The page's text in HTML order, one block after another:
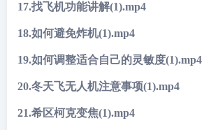
17.找飞机功能讲解(1).mp4
18.如何避免炸机(1).mp4
19.如何调整适合自己的灵敏度(1).mp4
20.冬天飞无人机注意事项(1).mp4
21.希区柯克变焦(1).mp4